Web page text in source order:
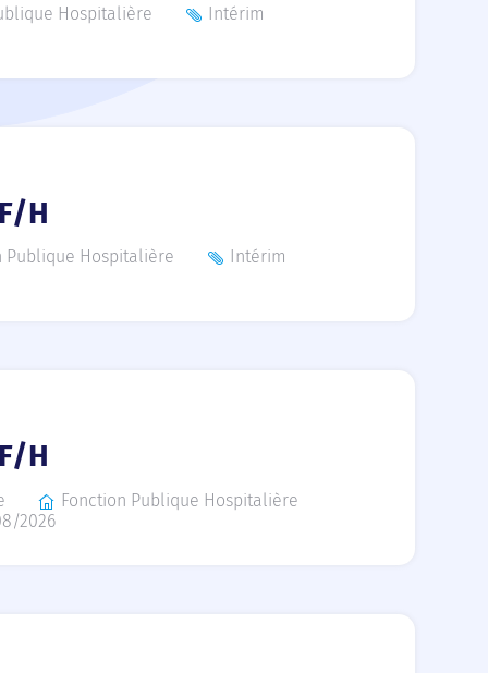
Hospitalière Intérim
H
Publique Hospitalière Intérim
H
Fonction Publique Hospitalière
2026